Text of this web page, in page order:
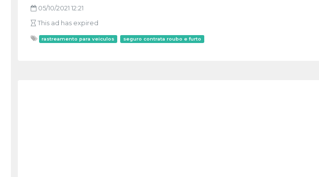
05/10/2021 12:21
This ad has expired
rastreamento para veiculos seguro contrata roubo e furto